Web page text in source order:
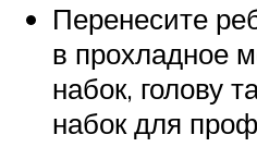
Перенесите
в прохладное
набок, голову
набок для